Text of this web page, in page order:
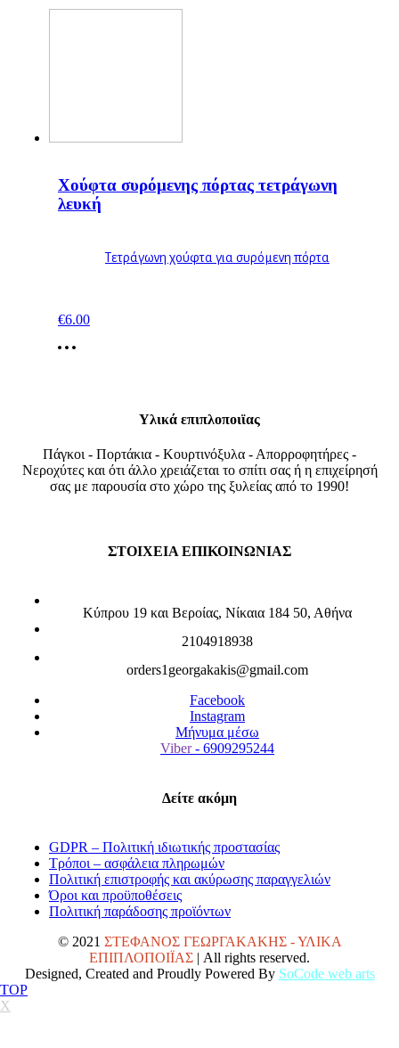
Χούφτα συρόμενης πόρτας τετράγωνη
λευκή
Τετράγωνη χούφτα για συρόμενη πόρτα
€6.00
Υλικά επιπλοποιϊας
Πάγκοι - Πορτάκια - Κουρτινόξυλα - Απορροφητήρες -
Νεροχύτες και ότι άλλο χρειάζεται το σπίτι σας ή η επιχείρησή
σας με παρουσία στο χώρο της ξυλείας από το 1990!
ΣΤΟΙΧΕΙΑ ΕΠΙΚΟΙΝΩΝΙΑΣ
Κύπρου 19 και Βεροίας, Νίκαια 184 50, Αθήνα
2104918938
orders1georgakakis@gmail.com
Facebook
Instagram
Μήνυμα μέσω
Viber- 6909295244
Δείτε ακόμη
GDPR – Πολιτική ιδιωτικής προστασίας
Τρόποι – ασφάλεια πληρωμών
Πολιτική επιστροφής και ακύρωσης παραγγελιών
Όροι και προϋποθέσεις
Πολιτική παράδοσης προϊόντων
© 2021 ΣΤΕΦΑΝΟΣ ΓΕΩΡΓΑΚΑΚΗΣ - ΥΛΙΚΑ
ΕΠΙΠΛΟΠΟΙΪΑΣ | All rights reserved.
Designed, Created and Proudly Powered By SoCode web arts
TOP
X